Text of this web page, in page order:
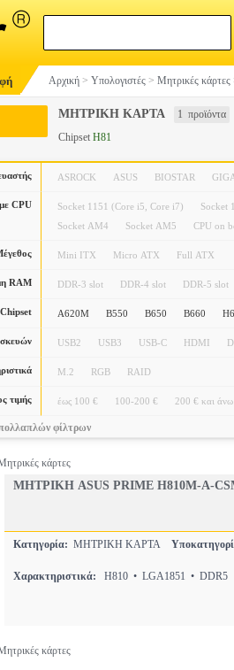
Αρχική > Υπολογιστές > Μητρικές κάρτες
ΜΗΤΡΙΚΗ ΚΑΡΤΑ 1 προϊόντα
Chipset H81
ASROCK ASUS BIOSTAR
CPU Socket 1151 (Core i5, Core i7) Socket
Socket AM4
Socket AM5 CPU on
Mini ITX Micro ATX Full ATX
RAM DDR-3 slot DDR-4 slot DDR-5 slot
Chipset A620M B550 B650 B660
USB2 USB3 USB-C HDMI
M.2 RGB RAID
τιμής έως 100 € 100-200 € 200 € και άνω
φίλτρων
κάρτες
ΜΗΤΡΙΚΗ ASUS PRIME H810M-A-
Κατηγορία: ΜΗΤΡΙΚΗ ΚΑΡΤΑ
Χαρακτηριστικά: H810 • LGA1851 • DDR5
κάρτες